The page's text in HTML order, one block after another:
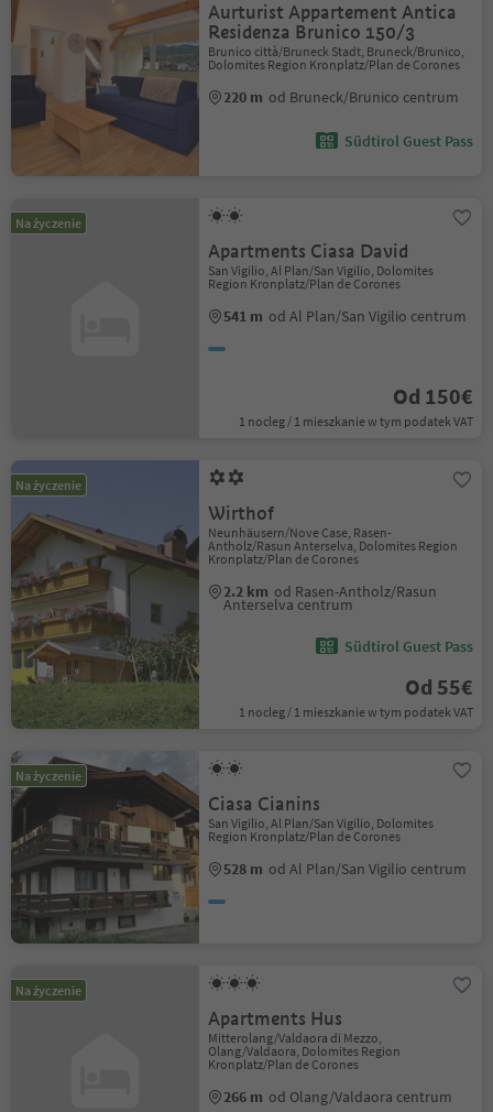
Aurturist Appartement Antica
Residenza Brunico 150/3
Brunico città/Bruneck Stadt, Bruneck/Brunico,
Dolomites Region Kronplatz/Plan de Corones
220 m od Bruneck/Brunico centrum
Südtirol Guest Pass
Na życzenie
Apartments Ciasa David
San Vigilio, Al Plan/San Vigilio, Dolomites
Region Kronplatz/Plan de Corones
541 m od Al Plan/San Vigilio centrum
Od 150€
1 nocleg / 1 mieszkanie w tym podatek VAT
Na życzenie
Wirthof
Neunhäusern/Nove Case, Rasen-
Antholz/Rasun Anterselva, Dolomites Region
Kronplatz/Plan de Corones
2.2 km od Rasen-Antholz/Rasun
Anterselva centrum
Südtirol Guest Pass
Od 55€
1 nocleg / 1 mieszkanie w tym podatek VAT
Na życzenie
Ciasa Cianins
San Vigilio, Al Plan/San Vigilio, Dolomites
Region Kronplatz/Plan de Corones
528 m od Al Plan/San Vigilio centrum
Na życzenie
Apartments Hus
Mitterolang/Valdaora di Mezzo,
Olang/Valdaora, Dolomites Region
Kronplatz/Plan de Corones
266 m od Olang/Valdaora centrum